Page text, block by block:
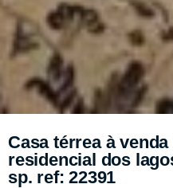
Casa térrea à
residencial dos
sp. ref: 22391